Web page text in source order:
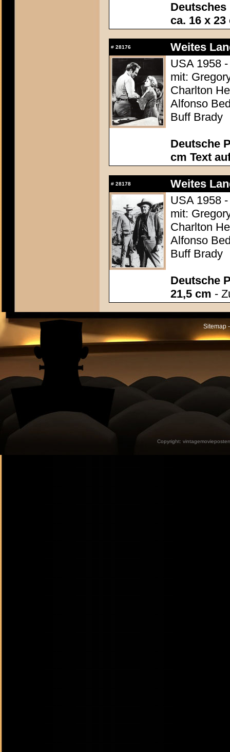
ca. 16 x 23
# 28176
Weites
USA 1958
mit:
Charlton
Alfonso
Buff Brady
Deutsche
cm Text
# 28178
Weites
USA 1958
mit:
Charlton
Alfonso
Buff Brady
Deutsche
21,5 cm -
Sitemap
Copyright: